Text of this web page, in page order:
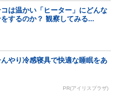
は温かい「ヒーター」にどんな
するのか？ 観察してみる...
んやり冷感寝具で快適な睡眠をあ
PR(アイリスプラザ)